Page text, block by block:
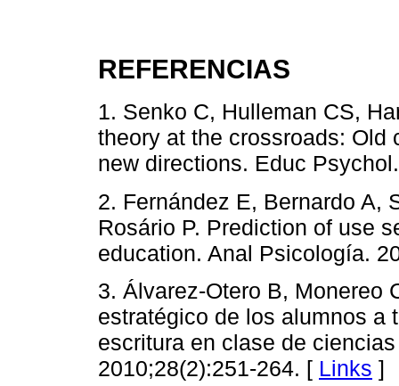
REFERENCIAS
1. Senko C, Hulleman CS,
theory at the crossroads: Old
new directions. Educ
2. Fernández E, Bernardo A,
Rosário P. Prediction of use
education. Anal Psicología.
3. Álvarez-Otero B, Monereo
estratégico de los alumnos a
escritura en clase de
2010;28(2):251-264. [ Links ]